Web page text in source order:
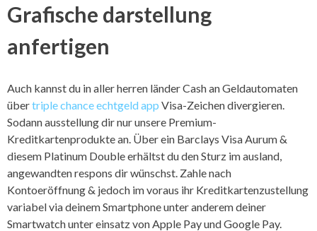
Grafische darstellung
anfertigen
Auch kannst du in aller herren länder Cash an Geldautomaten
übertriple chance echtgeld app Visa-Zeichen divergieren.
Sodann ausstellung dir nur unsere Premium-
Kreditkartenprodukte an. Über ein Barclays Visa Aurum &
diesem Platinum Double erhältst du den Sturz im ausland,
angewandten respons dir wünschst. Zahle nach
Kontoeröffnung & jedoch im voraus ihr Kreditkartenzustellung
variabel via deinem Smartphone unter anderem deiner
Smartwatch unter einsatz von Apple Pay und Google Pay.